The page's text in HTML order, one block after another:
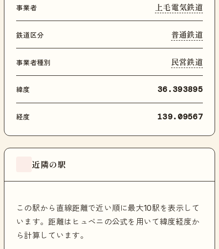
事業者 上毛電気鉄道
鉄道区分 普通鉄道
事業者種別 民営鉄道
緯度 36.393895
経度 139.09567
近隣の駅
この駅から直線距離で近い順に最大10駅を表示して
います。距離はヒュベニの公式を用いて緯度経度か
ら計算しています。